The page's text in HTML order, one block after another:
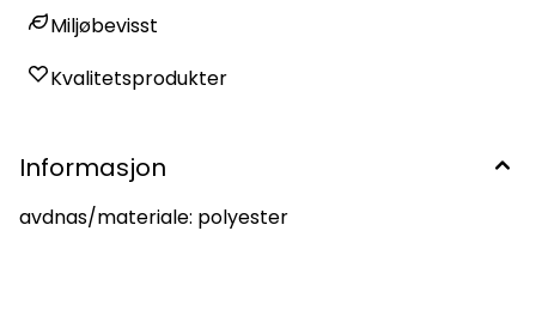
Miljøbevisst
Kvalitetsprodukter
Informasjon
avdnas/materiale: polyester